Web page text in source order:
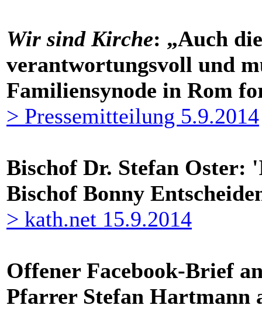
Wir sind Kirche: „Auch
verantwortungsvoll und
Familiensynode in Rom
> Pressemitteilung 5.9.2014
Bischof Dr. Stefan Oster:
Bischof Bonny
> kath.net 15.9.2014
Offener Facebook-Brief
Pfarrer Stefan Hartmann